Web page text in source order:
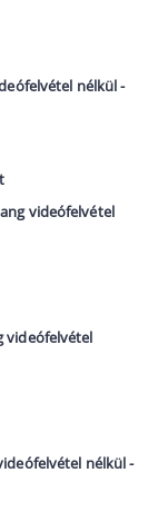
nélkül -
videófelvétel
videófelvétel
nélkül -